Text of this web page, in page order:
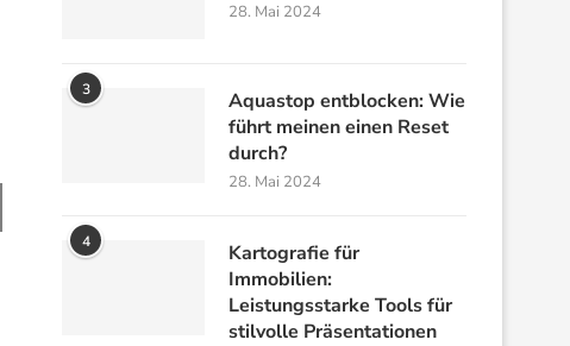
28. Mai 2024
3
Aquastop entblocken: Wie
führt meinen einen Reset
durch?
28. Mai 2024
4
Kartografie für
Immobilien:
Leistungsstarke Tools für
stilvolle Präsentationen